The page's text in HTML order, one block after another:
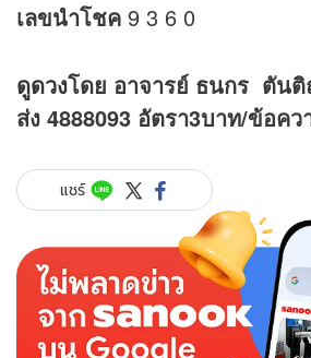
เลขนำโชค 9 3 6 0
ดูดวงโดย อาจารย์ ธนกร ตันติ
ส่ง 4888093 อัตรา3บาท/ข้อคว
แชร์